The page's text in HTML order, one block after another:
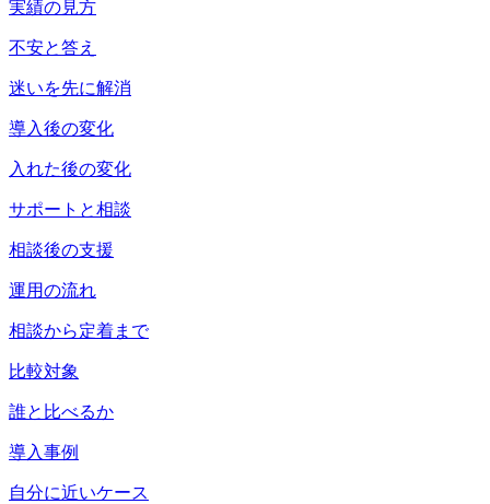
実績の見方
不安と答え
迷いを先に解消
導入後の変化
入れた後の変化
サポートと相談
相談後の支援
運用の流れ
相談から定着まで
比較対象
誰と比べるか
導入事例
自分に近いケース